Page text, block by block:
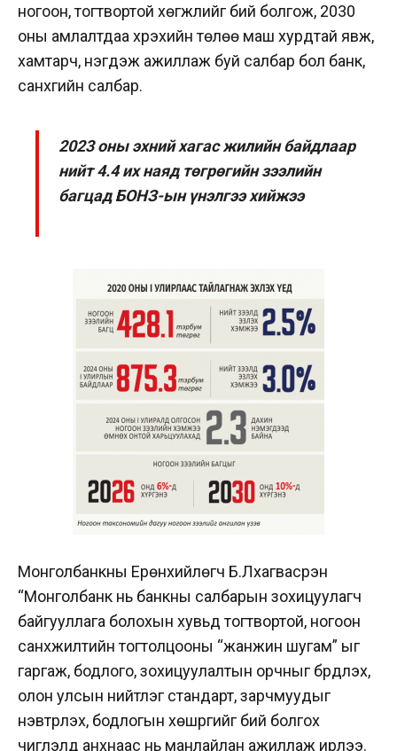
ногоон, тогтвортой хөгжлийг бий болгож, 2030
оны амлалтдаа хүрэхийн төлөө маш хурдтай явж,
хамтарч, нэгдэж ажиллаж буй салбар бол банк,
санхүүгийн салбар.
2023 оны эхний хагас жилийн байдлаар
нийт 4.4 их наяд төгрөгийн зээлийн
багцад БОНЗ-ын үнэлгээ хийжээ
Монголбанкны Ерөнхийлөгч Б.Лхагвасүрэн
“Монголбанк нь банкны салбарын зохицуулагч
байгууллага болохын хувьд тогтвортой, ногоон
санхүүжилтийн тогтолцооны “жанжин шугам” ыг
гаргаж, бодлого, зохицуулалтын орчныг бүрдүүлэх,
олон улсын нийтлэг стандарт, зарчмуудыг
нэвтрүүлэх, бодлогын хөшүүргийг бий болгох
чиглэлд анхнаас нь манлайлан ажиллаж ирлээ.